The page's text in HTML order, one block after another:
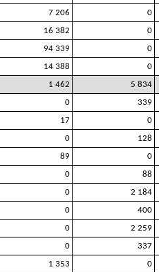
7 206 0
16 382 0
94 339 0
14 388 0
1 462 5 834
0 339
17 0
0 128
89 0
0 88
0 2 184
0 400
0 2 259
0 337
1 353 0